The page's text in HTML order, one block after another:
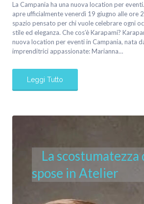
La Campania ha una nuova location per
apre ufficialmente venerdì 19 giugno alle ore
spazio pensato per chi vuole celebrare ogni
stile ed eleganza. Che cos’è Karapami?
nuova location per eventi in Campania, nata
imprenditrici appassionate: Marianna…
Leggi Tutto
La scostumatezza
spose in Atelier